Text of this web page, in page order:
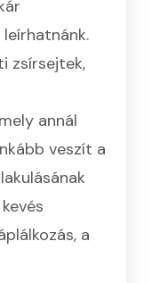
AZ
ELSŐ
BEJEGYZÉSHEZ
zsírsejtek,
annál
veszít a
a